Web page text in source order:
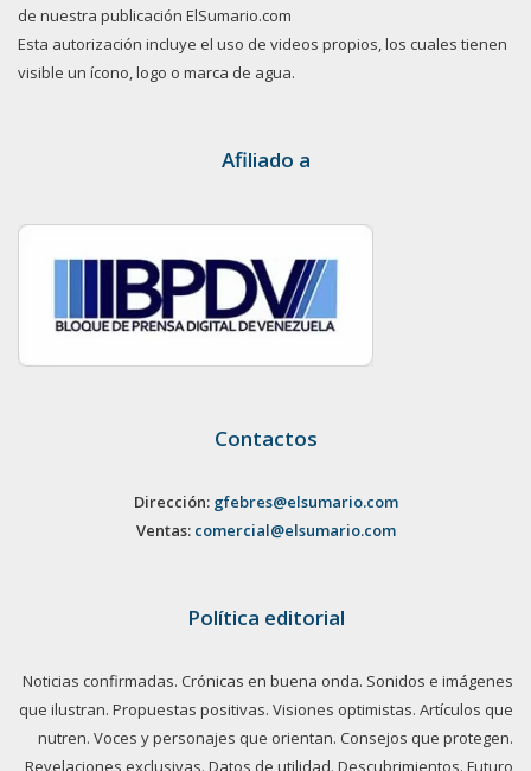
de nuestra publicación ElSumario.com
Esta autorización incluye el uso de videos propios, los cuales tienen
visible un ícono, logo o marca de agua.
Afiliado a
Contactos
Dirección: gfebres@elsumario.com
Ventas: comercial@elsumario.com
Política editorial
Noticias confirmadas. Crónicas en buena onda. Sonidos e imágenes
que ilustran. Propuestas positivas. Visiones optimistas. Artículos que
nutren. Voces y personajes que orientan. Consejos que protegen.
Revelaciones exclusivas. Datos de utilidad. Descubrimientos. Futuro